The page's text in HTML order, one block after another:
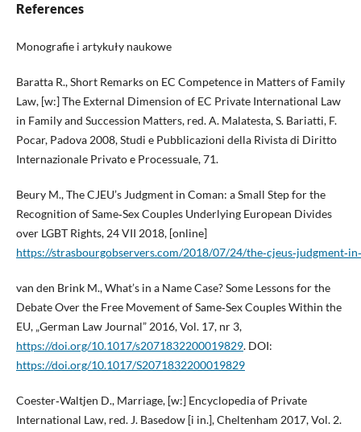
References
Monografie i artykuły naukowe
Baratta R., Short Remarks on EC Competence in Matters of Family
Law, [w:] The External Dimension of EC Private International Law
in Family and Succession Matters, red. A. Malatesta, S. Bariatti, F.
Pocar, Padova 2008, Studi e Pubblicazioni della Rivista di Diritto
Internazionale Privato e Processuale, 71.
Beury M., The CJEU’s Judgment in Coman: a Small Step for the
Recognition of Same‑Sex Couples Underlying European Divides
over LGBT Rights, 24 VII 2018, [online]
https://strasbourgobservers.com/2018/07/24/
van den Brink M., What’s in a Name Case? Some Lessons for the
Debate Over the Free Movement of Same‑Sex Couples Within the
EU, „German Law Journal” 2016, Vol. 17, nr 3,
https://doi.org/10.1017/s2071832200019829. DOI:
https://doi.org/10.1017/S2071832200019829
Coester‑Waltjen D., Marriage, [w:] Encyclopedia of Private
International Law, red. J. Basedow [i in.], Cheltenham 2017, Vol. 2.